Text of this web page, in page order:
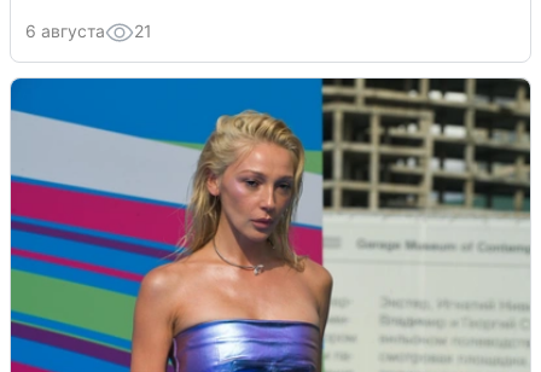
6 августа 21